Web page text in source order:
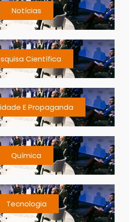
Notícias
Científica
E Propaganda
Química
Tecnologia